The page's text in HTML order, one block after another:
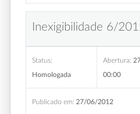
Inexigibilidade 6/
Status:
Homologada
Abertura:
00:00
Publicado em: 27/06/2012